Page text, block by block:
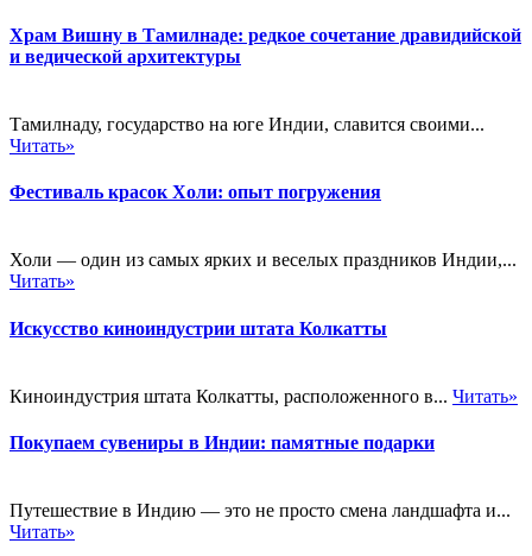
Храм Вишну в Тамилнаде: редкое сочетание дравидийской
и ведической архитектуры
Тамилнаду, государство на юге Индии, славится своими...
Читать»
Фестиваль красок Холи: опыт погружения
Холи — один из самых ярких и веселых праздников Индии,...
Читать»
Искусство киноиндустрии штата Колкатты
Киноиндустрия штата Колкатты, расположенного в... Читать»
Покупаем сувениры в Индии: памятные подарки
Путешествие в Индию — это не просто смена ландшафта и...
Читать»